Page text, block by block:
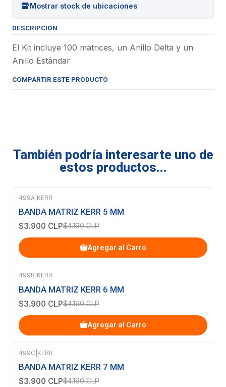
Mostrar stock de ubicaciones
DESCRIPCIÓN
El Kit incluye 100 matrices, un Anillo Delta y un
Anillo Estándar
COMPARTIR ESTE PRODUCTO
También podría interesarte uno de
estos productos...
-7% OFF
499A KERR
BANDA MATRIZ KERR 5 MM
$3.900 CLP$4.190 CLP
Agregar al Carro
-7% OFF
499B KERR
BANDA MATRIZ KERR 6 MM
$3.900 CLP$4.190 CLP
Agregar al Carro
-7% OFF
499C KERR
BANDA MATRIZ KERR 7 MM
$3.900 CLP$4.190 CLP